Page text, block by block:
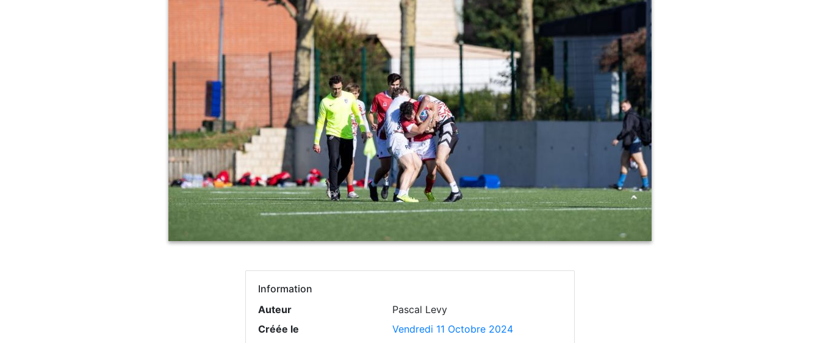
Information
Auteur
Pascal Levy
Créée le
Vendredi 11 Octobre 2024